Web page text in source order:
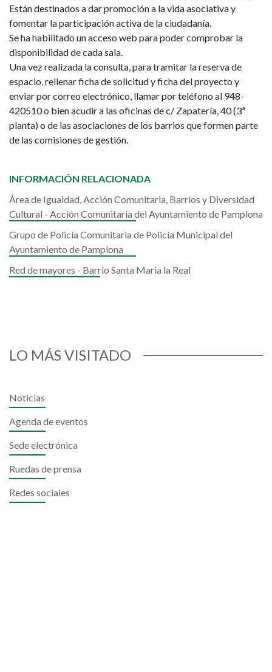
Están destinados a dar promoción a la vida asociativa y
fomentar la participación activa de la ciudadanía.
Se ha habilitado un acceso web para poder comprobar la
disponibilidad de cada sala.
Una vez realizada la consulta, para tramitar la reserva de
espacio, rellenar ficha de solicitud y ficha del proyecto y
enviar por correo electrónico, llamar por teléfono al 948-
420510 o bien acudir a las oficinas de c/ Zapatería, 40 (3ª
planta) o de las asociaciones de los barrios que formen parte
de las comisiones de gestión.
INFORMACIÓN RELACIONADA
Área de Igualdad, Acción Comunitaria, Barrios y Diversidad
Cultural - Acción Comunitaria del Ayuntamiento de Pamplona
Grupo de Policía Comunitaria de Policía Municipal del
Ayuntamiento de Pamplona
Red de mayores - Barrio Santa Maria la Real
LO MÁS VISITADO
Noticias
Agenda de eventos
Sede electrónica
Ruedas de prensa
Redes sociales